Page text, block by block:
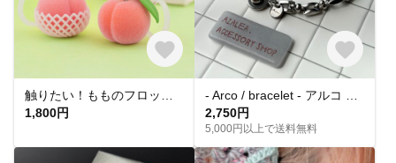
1,800円
2,750円
5,000円以上で送料無料